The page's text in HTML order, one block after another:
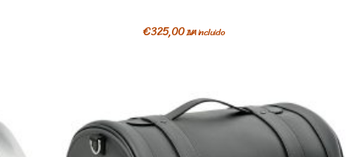
€325,00IVA incluido